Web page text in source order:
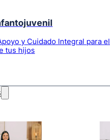
y Cuidado Integral para el
tus hijos